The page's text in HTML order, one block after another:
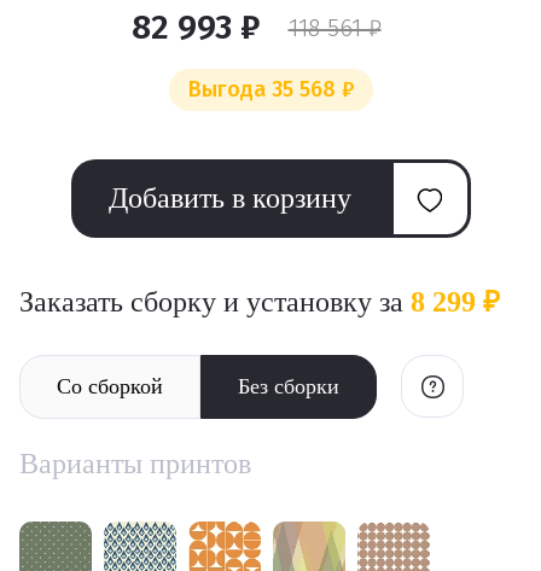
82 993 ₽ 118 561 ₽
Выгода 35 568 ₽
Добавить в корзину
Заказать сборку и установку за 8 299 ₽
Со сборкой Без сборки
Варианты принтов